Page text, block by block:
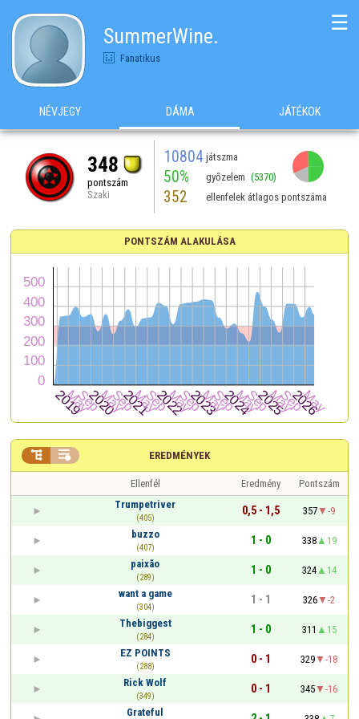
SummerWine.
Fanatikus
☰
NÉVJEGY DÁMA JÁTÉKOK
348
pontszám
Szaki
10804 játszma
50% győzelem (5370)
352 ellenfelek átlagos pontszáma
PONTSZÁM ALAKULÁSA
EREDMÉNYEK
 
Ellenfél Eredmény
Pontszám
Trumpetriver
(405)
0,5 - 1,5 357
-9
buzzo
(407)
1 - 0 338
19
paixão
(289)
1 - 0 324
14
want a game
(304)
1 - 1 326
-2
Thebiggest
(284)
1 - 0 311
15
EZ POINTS
(288)
0 - 1 329
-18
Rick Wolf
(349)
0 - 1 345
-16
Grateful